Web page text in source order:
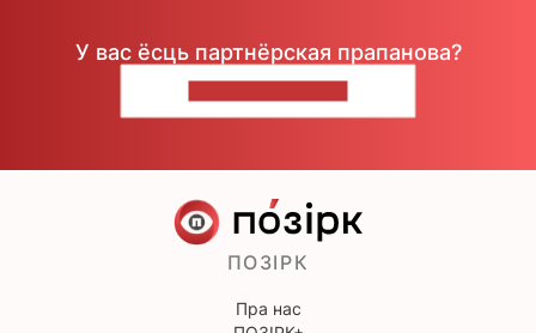
У вас ёсць партнёрская прапанова?
ПОЗІРК
Пра нас